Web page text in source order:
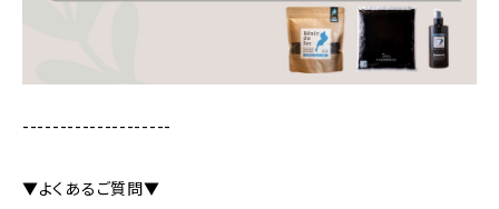
--------------------
▼よくあるご質問▼